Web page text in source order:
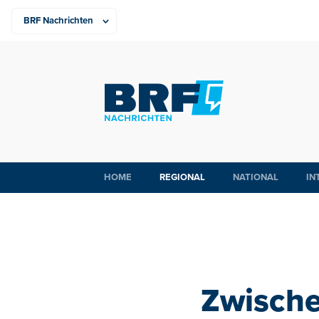
HOME REGIONAL NATIONAL